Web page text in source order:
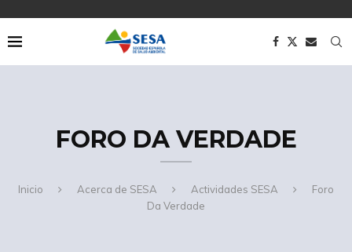
FORO DA VERDADE
Inicio Acerca de SESA Actividades SESA
Foro
Da Verdade